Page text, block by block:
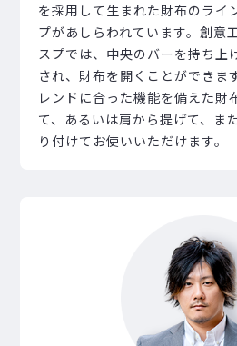
を採用して生まれた財布のライ
プがあしらわれています。創意
スプでは、中央のバーを持ち上
され、財布を開くことができま
レンドに合った機能を備えた財
て、あるいは肩から提げて、ま
り付けてお使いいただけます。